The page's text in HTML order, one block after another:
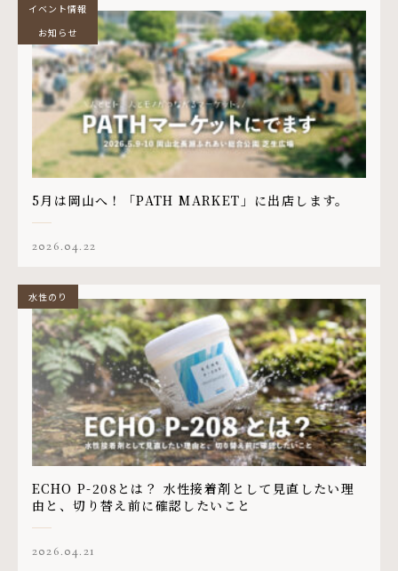
5月は岡山へ！「PATH MARKET」に出店します。
2026.04.22
イベント情報
お知らせ
ECHO P-208とは？ 水性接着剤として見直したい理
由と、切り替え前に確認したいこと
2026.04.21
水性のり